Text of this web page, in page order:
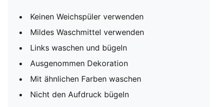
Keinen Weichspüler verwenden
Mildes Waschmittel verwenden
Links waschen und bügeln
Ausgenommen Dekoration
Mit ähnlichen Farben waschen
Nicht den Aufdruck bügeln